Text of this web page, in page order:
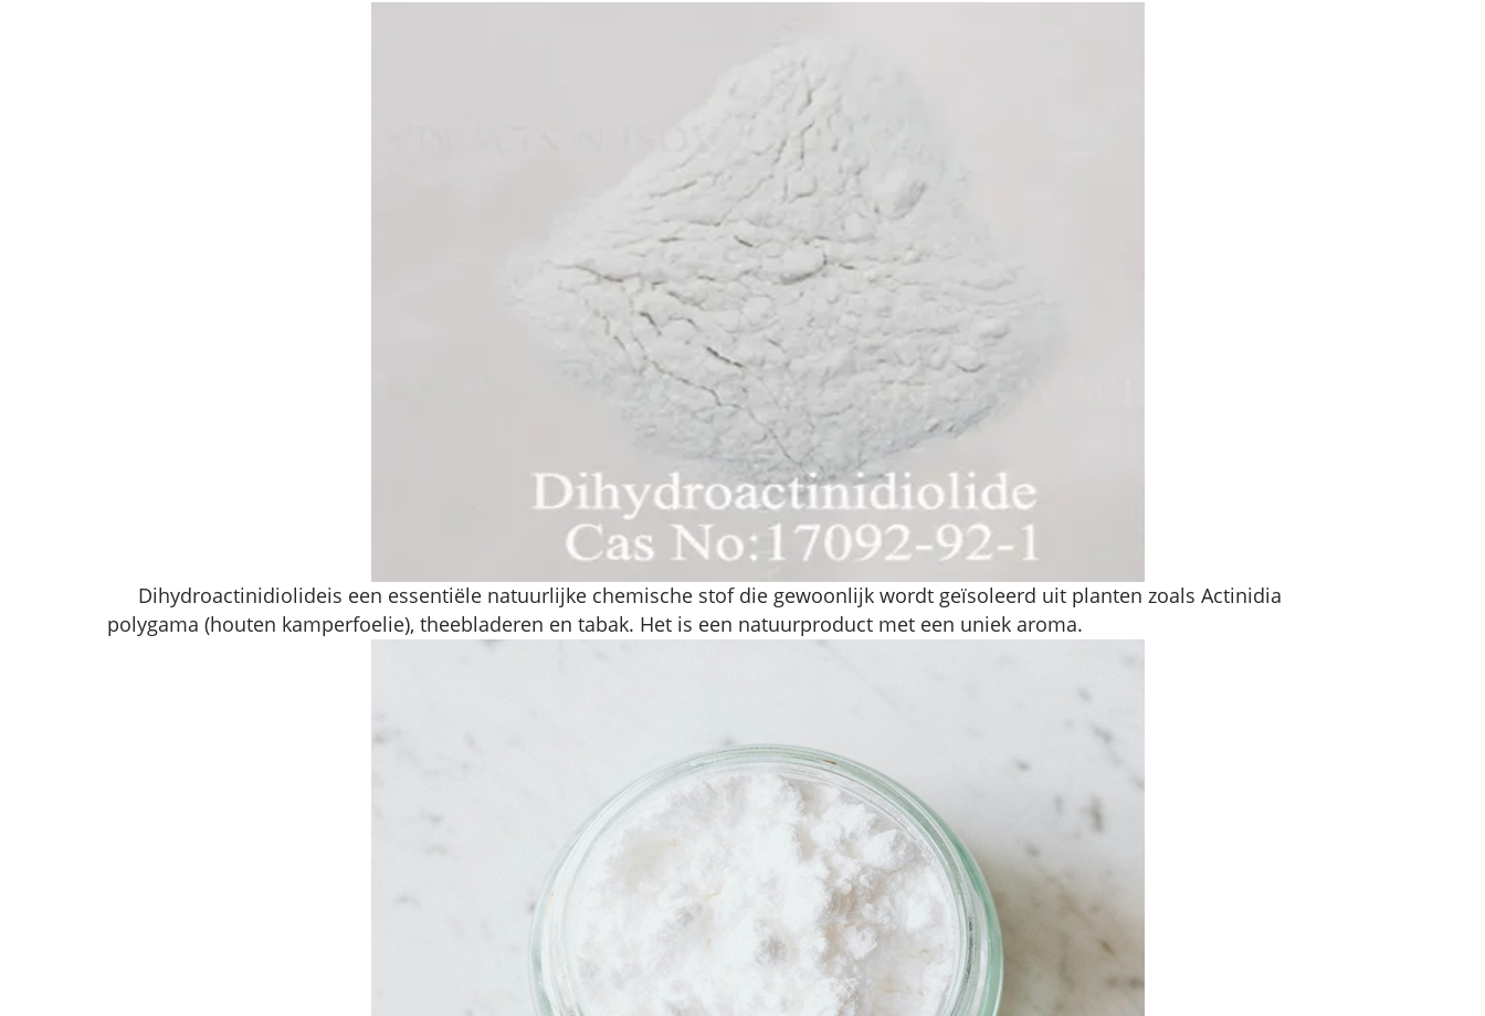
Dihydroactinidiolideis een essentiële natuurlijke chemische stof die gewoonlijk wordt geïsoleerd uit planten zoals Actinidia
polygama (houten kamperfoelie), theebladeren en tabak. Het is een natuurproduct met een uniek aroma.